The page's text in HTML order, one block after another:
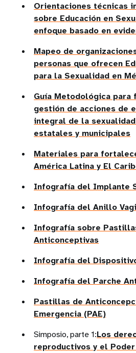
Orientaciones técnicas
sobre Educación en
enfoque basado en
Mapeo de
personas que ofrecen
para la Sexualidad en
Guía Metodológica
gestión de acciones de
integral de la
estatales y municipales
Materiales para
América Latina y El
Infografía del Implante
Infografía del Anillo
Infografía sobre
Anticonceptivas
Infografía del
Infografía del Parche
Pastillas de
Emergencia (PAE)
Simposio, parte 1:Los
reproductivos y el